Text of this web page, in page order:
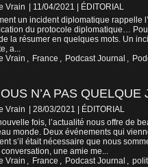
Vrain | 11/04/2021
ÉDITORIAL
un incident diplomatique rappelle
du protocole diplomatique…
la résumer en quelques mots. Un
a...
Vrain , France , Podcast Journal ,
N’A PAS
Vrain | 28/03/2021
ÉDITORIAL
fois, l’actualité nous offre de
monde. Deux événements qui
s’il était nécessaire que nous
conversation, une amie me...
Vrain , France , Podcast Journal ,